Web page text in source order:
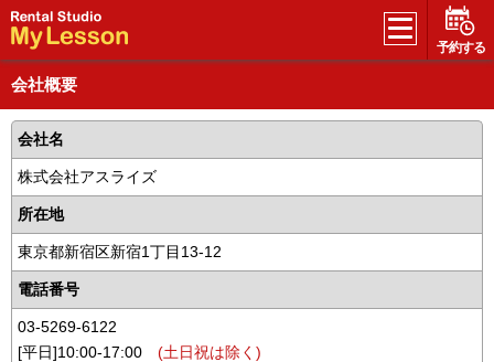
予約する
会社概要
会社名
株式会社アスライズ
所在地
東京都新宿区新宿1丁目13-12
電話番号
03-5269-6122
[平日]10:00-17:00 (土日祝は除く)